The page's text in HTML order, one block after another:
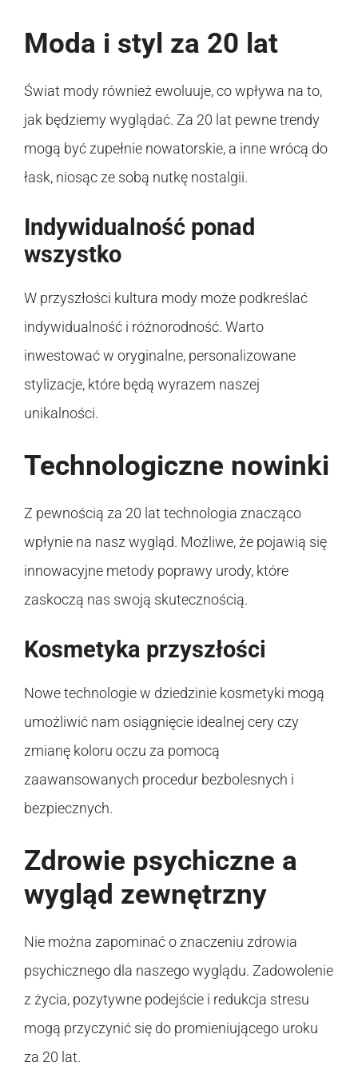
Moda i styl za 20 lat
Świat mody również ewoluuje, co wpływa na to,
jak będziemy wyglądać. Za 20 lat pewne trendy
mogą być zupełnie nowatorskie, a inne wrócą do
łask, niosąc ze sobą nutkę nostalgii.
Indywidualność ponad
wszystko
W przyszłości kultura mody może podkreślać
indywidualność i różnorodność. Warto
inwestować w oryginalne, personalizowane
stylizacje, które będą wyrazem naszej
unikalności.
Technologiczne nowinki
Z pewnością za 20 lat technologia znacząco
wpłynie na nasz wygląd. Możliwe, że pojawią się
innowacyjne metody poprawy urody, które
zaskoczą nas swoją skutecznością.
Kosmetyka przyszłości
Nowe technologie w dziedzinie kosmetyki mogą
umożliwić nam osiągnięcie idealnej cery czy
zmianę koloru oczu za pomocą
zaawansowanych procedur bezbolesnych i
bezpiecznych.
Zdrowie psychiczne a
wygląd zewnętrzny
Nie można zapominać o znaczeniu zdrowia
psychicznego dla naszego wyglądu. Zadowolenie
z życia, pozytywne podejście i redukcja stresu
mogą przyczynić się do promieniującego uroku
za 20 lat.